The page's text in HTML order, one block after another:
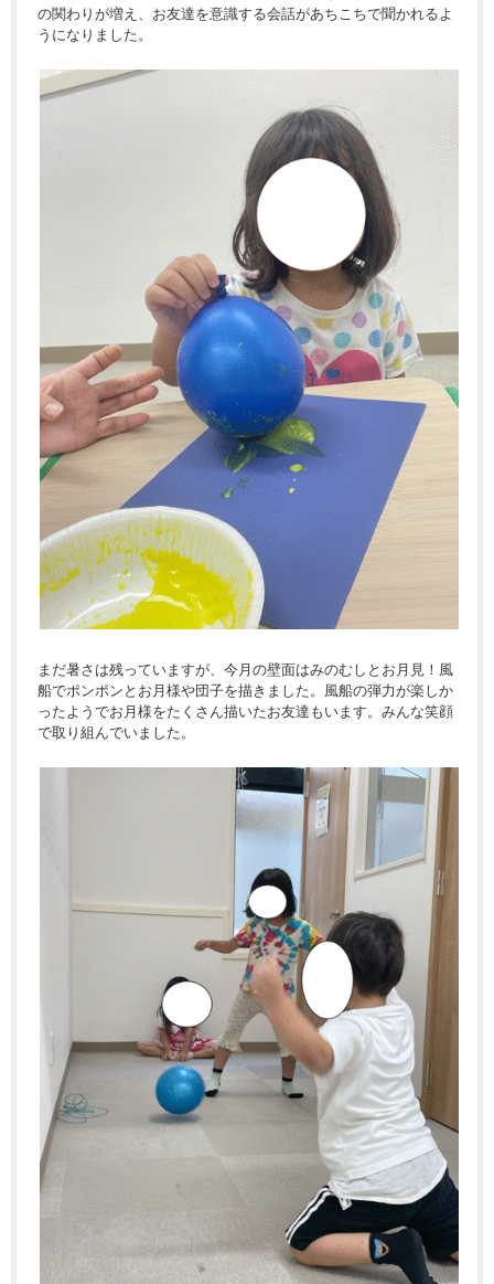
の関わりが増え、お友達を意識する会話があちこちで聞かれるよ
うになりました。
まだ暑さは残っていますが、今月の壁面はみのむしとお月見！風
船でポンポンとお月様や団子を描きました。風船の弾力が楽しか
ったようでお月様をたくさん描いたお友達もいます。みんな笑顔
で取り組んでいました。